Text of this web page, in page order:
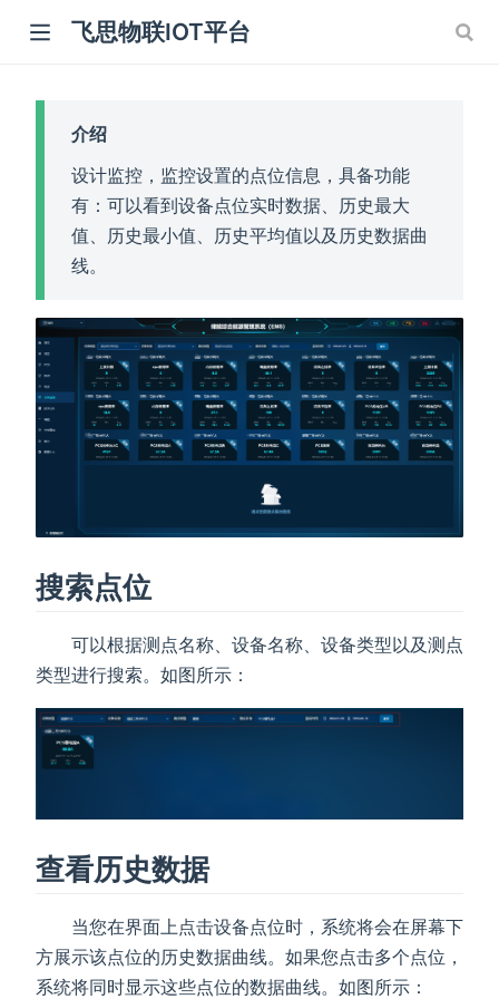
飞思物联IOT平台
介绍
设计监控，监控设置的点位信息，具备功能
有：可以看到设备点位实时数据、历史最大
值、历史最小值、历史平均值以及历史数据曲
线。
搜索点位
可以根据测点名称、设备名称、设备类型以及测点
类型进行搜索。如图所示：
查看历史数据
当您在界面上点击设备点位时，系统将会在屏幕下
方展示该点位的历史数据曲线。如果您点击多个点位，
系统将同时显示这些点位的数据曲线。如图所示：